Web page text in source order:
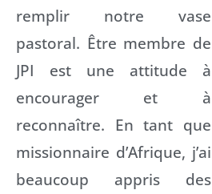
remplir notre vase
pastoral. Être membre de
JPI est une attitude à
encourager et à
reconnaître. En tant que
missionnaire d’Afrique, j’ai
beaucoup appris des